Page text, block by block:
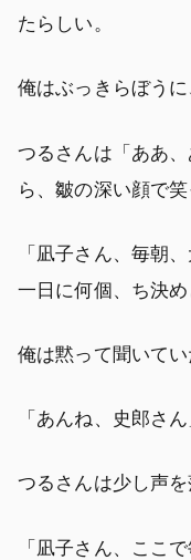
たらしい。
俺はぶっきらぼうに
つるさんは「ああ
ら、皺の深い顔で笑
「凪子さん、毎朝
一日に何個、ち決め
俺は黙って聞いてい
「あんね、史郎さん
つるさんは少し声を
「凪子さん、ここ